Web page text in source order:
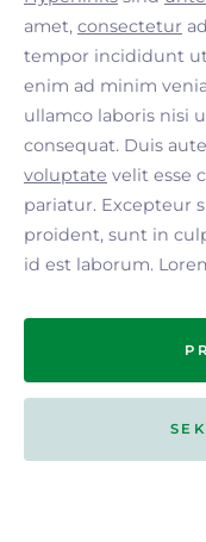
amet, consectetur
tempor incididunt
enim ad minim
ullamco laboris nisi
consequat. Duis
voluptate velit esse
pariatur. Excepteur
proident, sunt in
id est laborum.